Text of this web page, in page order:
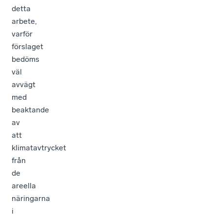
detta
arbete,
varför
förslaget
bedöms
väl
avvägt
med
beaktande
av
att
klimatavtrycket
från
de
areella
näringarna
i